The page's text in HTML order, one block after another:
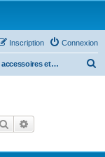
Connexion
Inscription
Outils, accessoires et matériaux
Rechercher